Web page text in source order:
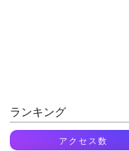
ランキング
アクセス数